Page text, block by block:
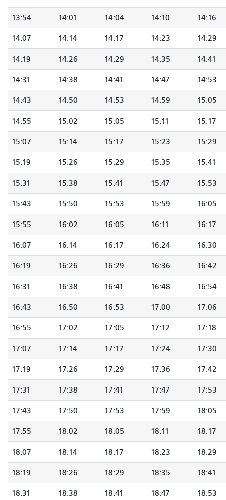
13:54 14:01 14:04 14:10 14:16
14:07 14:14 14:17 14:23 14:29
14:19 14:26 14:29 14:35 14:41
14:31 14:38 14:41 14:47 14:53
14:43 14:50 14:53 14:59 15:05
14:55 15:02 15:05 15:11 15:17
15:07 15:14 15:17 15:23 15:29
15:19 15:26 15:29 15:35 15:41
15:31 15:38 15:41 15:47 15:53
15:43 15:50 15:53 15:59 16:05
15:55 16:02 16:05 16:11 16:17
16:07 16:14 16:17 16:24 16:30
16:19 16:26 16:29 16:36 16:42
16:31 16:38 16:41 16:48 16:54
16:43 16:50 16:53 17:00 17:06
16:55 17:02 17:05 17:12 17:18
17:07 17:14 17:17 17:24 17:30
17:19 17:26 17:29 17:36 17:42
17:31 17:38 17:41 17:47 17:53
17:43 17:50 17:53 17:59 18:05
17:55 18:02 18:05 18:11 18:17
18:07 18:14 18:17 18:23 18:29
18:19 18:26 18:29 18:35 18:41
18:31 18:38 18:41 18:47 18:53